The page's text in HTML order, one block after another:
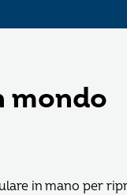
mondo
in mano per